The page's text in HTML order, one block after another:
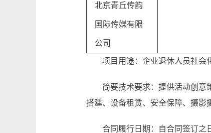
北京青丘传韵
国际传媒有限
公司
项目用途：企业退休人员社会
简要技术要求：提供活动创意
搭建、设备租赁、安全保障、摄影
合同履行日期：自合同签订之